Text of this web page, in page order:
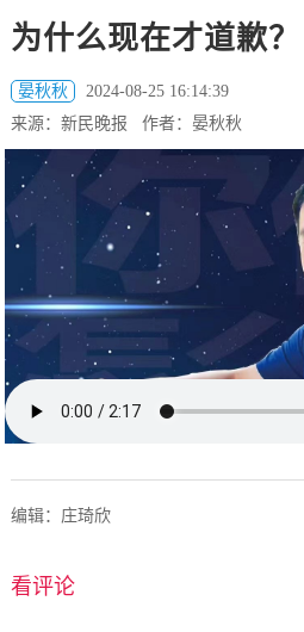
为什么现在才道歉？
晏秋秋
2024-08-25 16:14:39
来源：新民晚报 作者：晏秋秋
编辑：庄琦欣
看评论